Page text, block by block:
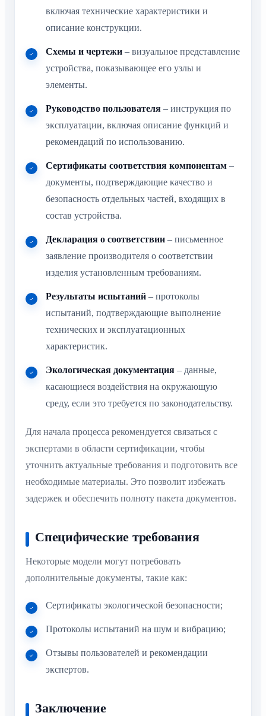
включая технические характеристики и
описание конструкции.
Схемы и чертежи – визуальное представление
устройства, показывающее его узлы и
элементы.
Руководство пользователя – инструкция по
эксплуатации, включая описание функций и
рекомендаций по использованию.
Сертификаты соответствия компонентам –
документы, подтверждающие качество и
безопасность отдельных частей, входящих в
состав устройства.
Декларация о соответствии – письменное
заявление производителя о соответствии
изделия установленным требованиям.
Результаты испытаний – протоколы
испытаний, подтверждающие выполнение
технических и эксплуатационных
характеристик.
Экологическая документация – данные,
касающиеся воздействия на окружающую
среду, если это требуется по законодательству.
Для начала процесса рекомендуется связаться с
экспертами в области сертификации, чтобы
уточнить актуальные требования и подготовить все
необходимые материалы. Это позволит избежать
задержек и обеспечить полноту пакета документов.
Специфические требования
Некоторые модели могут потребовать
дополнительные документы, такие как:
Сертификаты экологической безопасности;
Протоколы испытаний на шум и вибрацию;
Отзывы пользователей и рекомендации
экспертов.
Заключение